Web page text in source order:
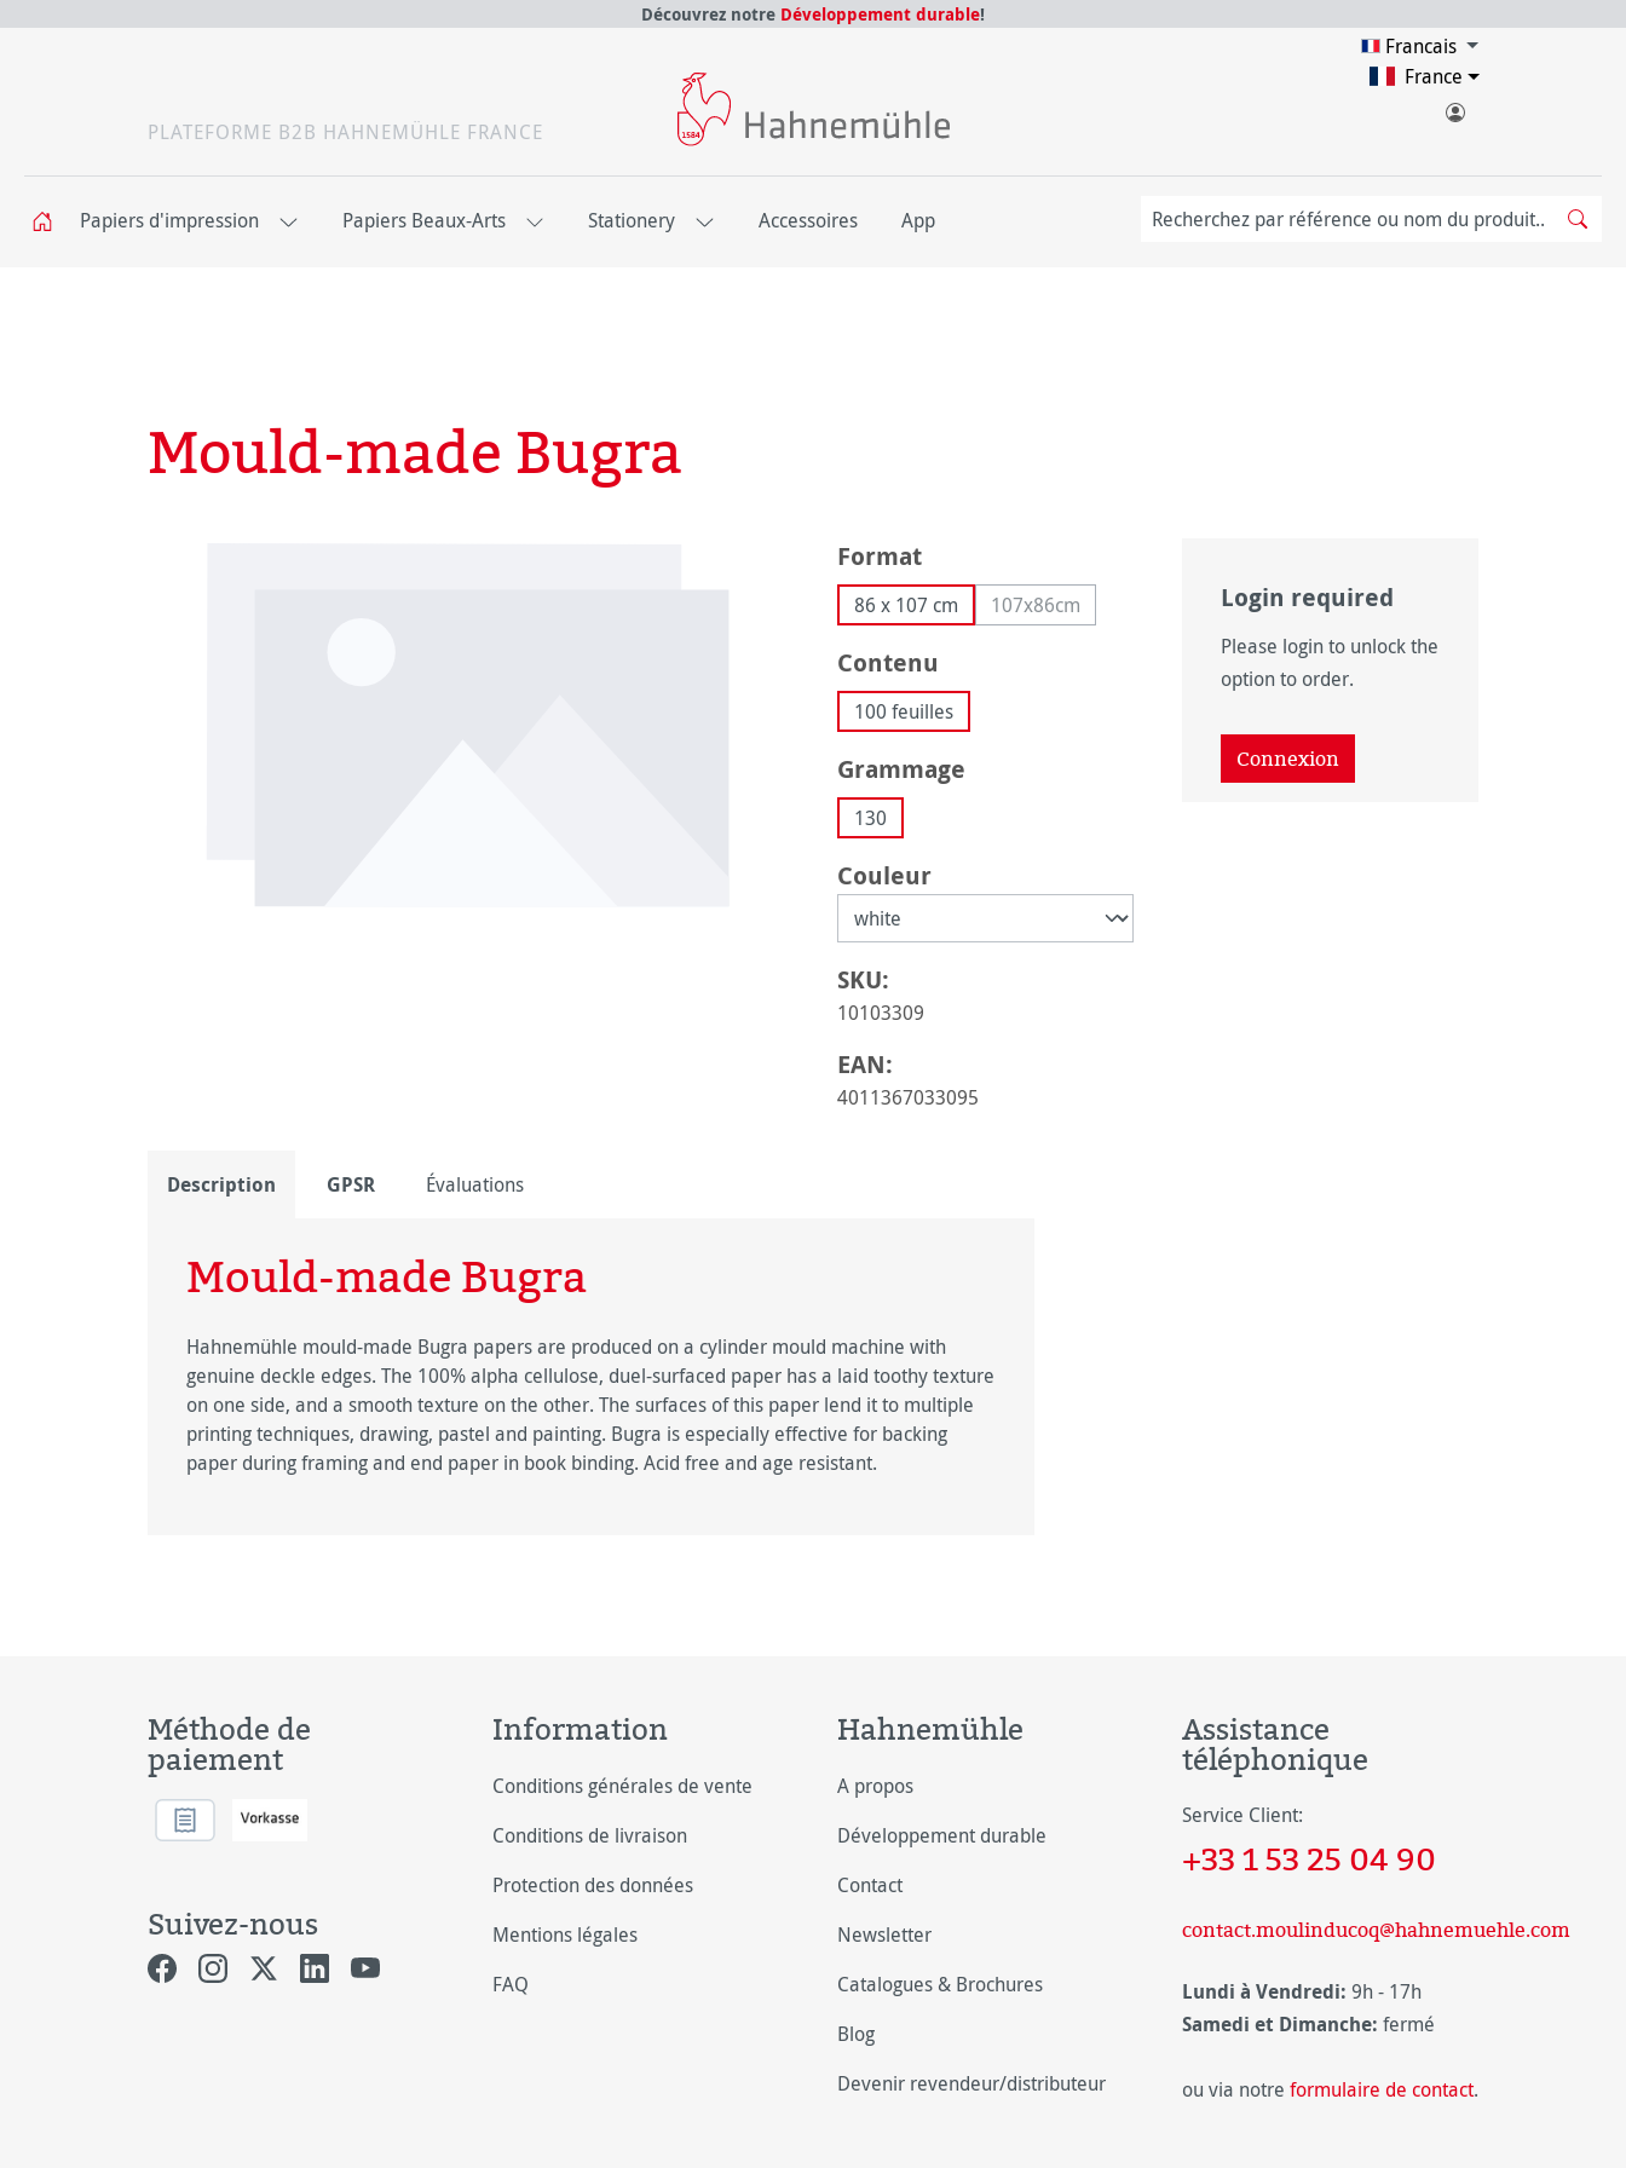
Découvrez notre Développement durable!
PLATEFORME B2B HAHNEMÜHLE FRANCE
Francais
France
Papiers d'impression Papiers Beaux-Arts Stationery Accessoires App
Mould-made Bugra
Sélectionnez
Format
86 x 107 cm 107x86cm(Cette option n'est pas disponible pour le moment.)
Sélectionnez
Contenu
100 feuilles
Sélectionnez
Grammage
130
Sélectionnez
Couleur
SKU:
10103309
EAN:
4011367033095
Login required
Please login to unlock the
option to order.
Connexion
Description GPSR Évaluations
Mould-made Bugra
Hahnemühle mould-made Bugra papers are produced on a cylinder mould machine with
genuine deckle edges. The 100% alpha cellulose, duel-surfaced paper has a laid toothy texture
on one side, and a smooth texture on the other. The surfaces of this paper lend it to multiple
printing techniques, drawing, pastel and painting. Bugra is especially effective for backing
paper during framing and end paper in book binding. Acid free and age resistant.
Méthode de
paiement
Suivez-nous
Information
Conditions générales de vente
Conditions de livraison
Protection des données
Mentions légales
FAQ
Hahnemühle
A propos
Développement durable
Contact
Newsletter
Catalogues & Brochures
Blog
Devenir revendeur/distributeur
Assistance
téléphonique
Service Client:
+33 1 53 25 04 90
contact.moulinducoq@hahnemuehle.com
Lundi à Vendredi: 9h - 17h
Samedi et Dimanche: fermé
ou via notre formulaire de contact.